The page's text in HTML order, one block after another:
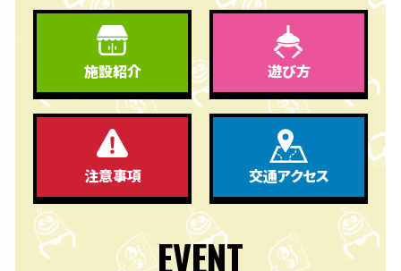
施設紹介 遊び方
注意事項 交通アクセス
EVENT